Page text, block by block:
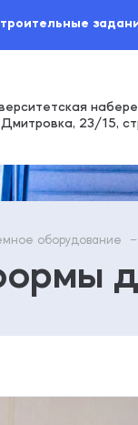
23/15,
оборудование